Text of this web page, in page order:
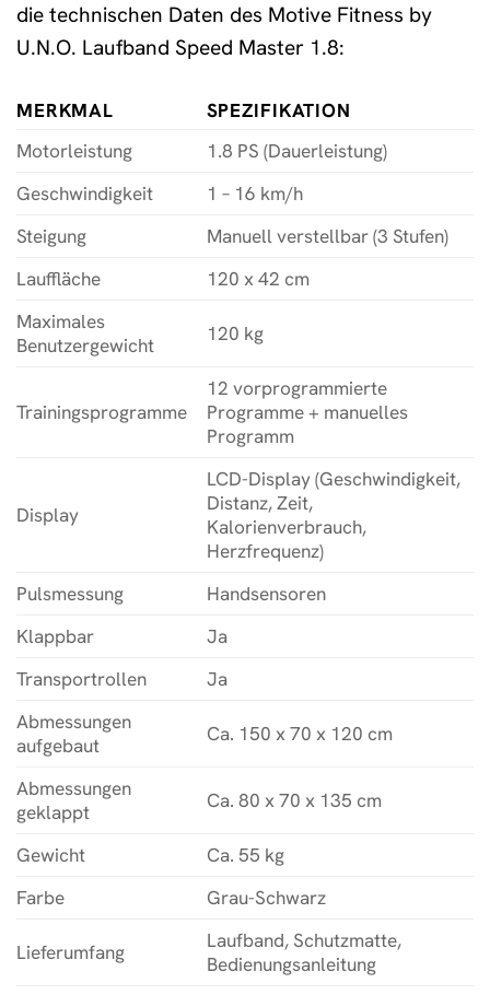
die technischen Daten des Motive Fitness by
U.N.O. Laufband Speed Master 1.8:
MERKMAL
SPEZIFIKATION
Motorleistung
1.8 PS (Dauerleistung)
Geschwindigkeit
1 – 16 km/h
Steigung
Manuell verstellbar (3 Stufen)
Lauffläche
120 x 42 cm
Maximales
Benutzergewicht
120 kg
Trainingsprogramme
12 vorprogrammierte
Programme + manuelles
Programm
Display
LCD-Display (Geschwindigkeit,
Distanz, Zeit,
Kalorienverbrauch,
Herzfrequenz)
Pulsmessung
Handsensoren
Klappbar
Ja
Transportrollen
Ja
Abmessungen
aufgebaut
Ca. 150 x 70 x 120 cm
Abmessungen
geklappt
Ca. 80 x 70 x 135 cm
Gewicht
Ca. 55 kg
Farbe
Grau-Schwarz
Lieferumfang
Laufband, Schutzmatte,
Bedienungsanleitung